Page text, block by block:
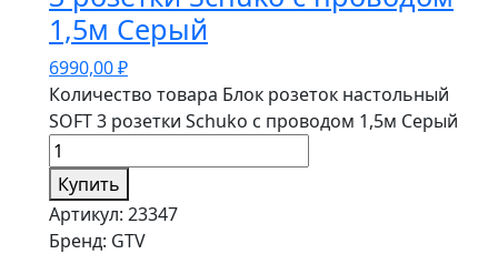
1,5м Серый
6990,00₽
Количество товара Блок розеток настольный
SOFT 3 розетки Schuko с проводом 1,5м Серый
Купить
Артикул: 23347
Бренд: GTV